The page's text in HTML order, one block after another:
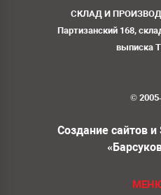
СКЛАД И
Партизанский 168,
выписка
©
Создание сайтов